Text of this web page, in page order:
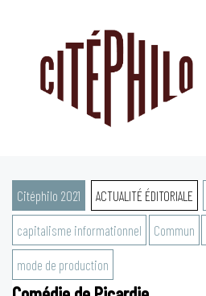
Citéphilo 2021 ACTUALITÉ ÉDITORIALE
capitalisme informationnel Commun
mode de production